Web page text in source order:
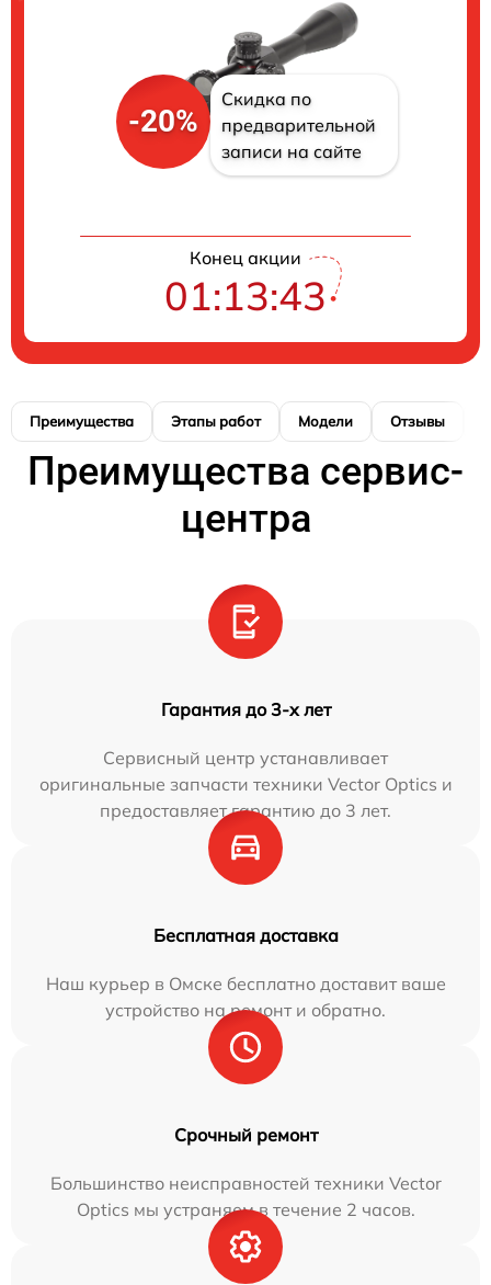
-20%
Скидка по
предварительной
записи на сайте
Конец акции
01:13:42
Преимущества Этапы работ Модели Отзывы
Преимущества сервис-
центра
Гарантия до 3-х лет
Сервисный центр устанавливает
оригинальные запчасти техники Vector Optics и
предоставляет гарантию до 3 лет.
Бесплатная доставка
Наш курьер в Омске бесплатно доставит ваше
устройство на ремонт и обратно.
Срочный ремонт
Большинство неисправностей техники Vector
Optics мы устраняем в течение 2 часов.